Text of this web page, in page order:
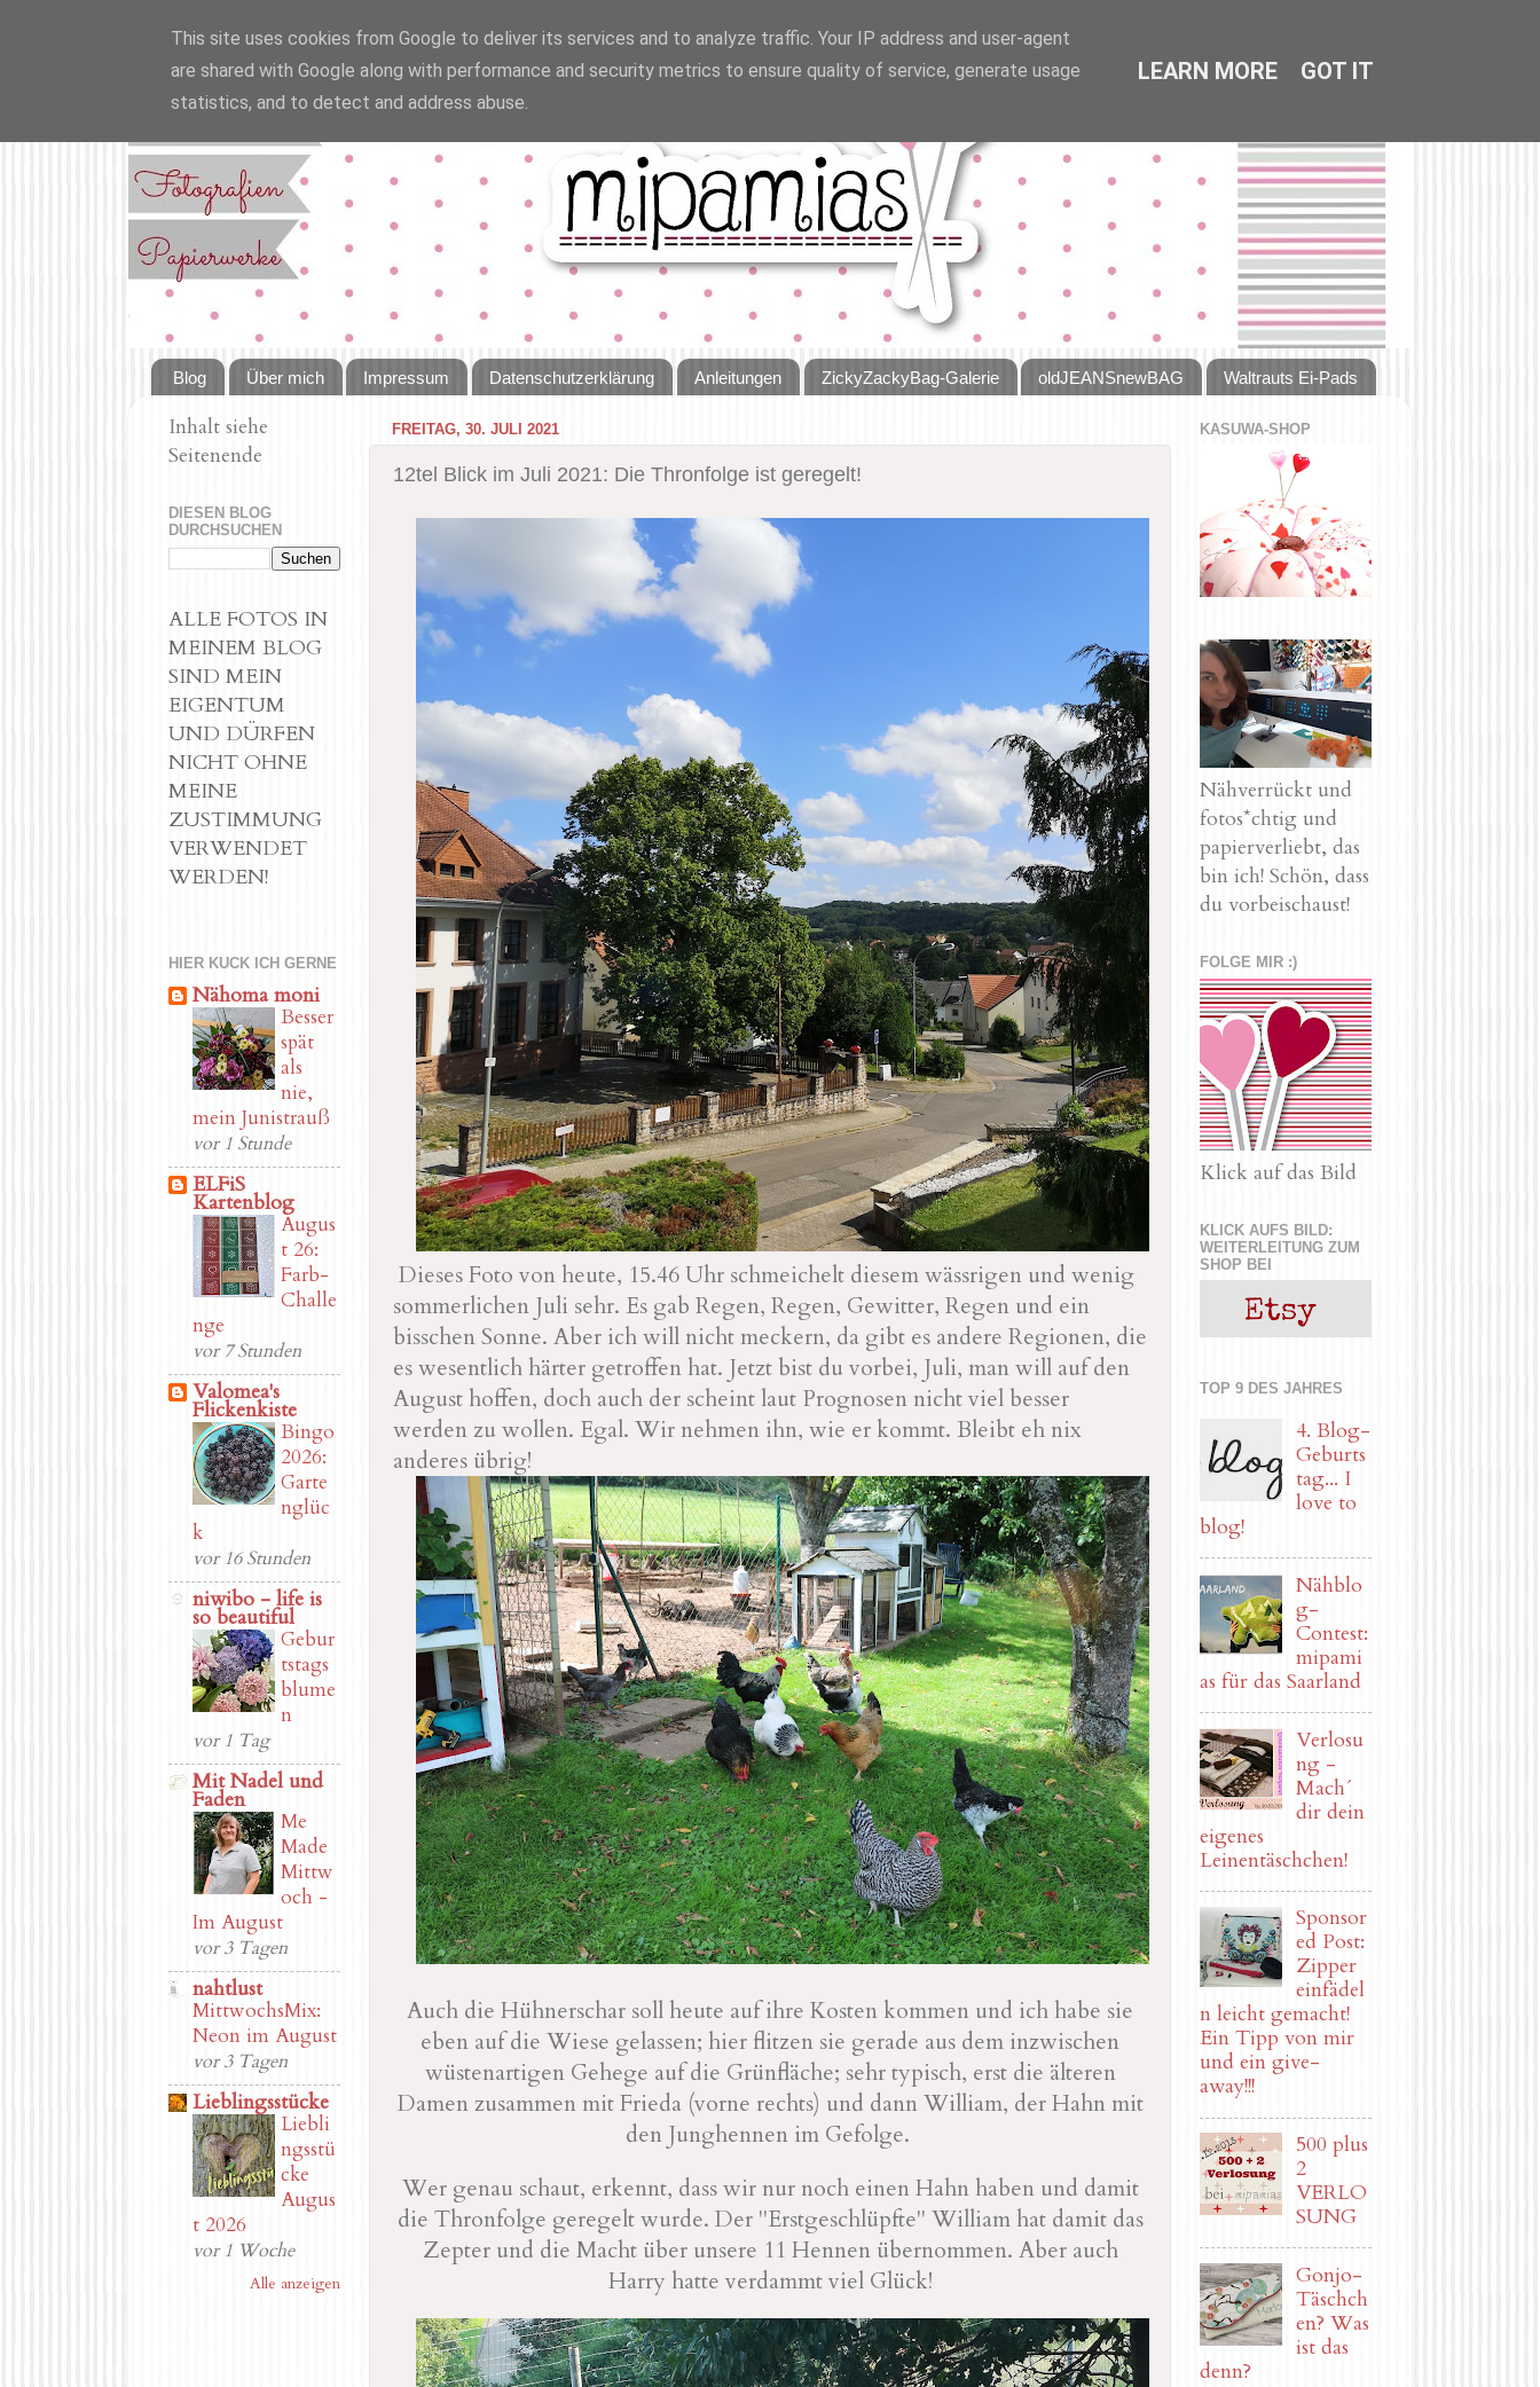
Blog Über mich Impressum Datenschutzerklärung Anleitungen ZickyZackyBag-Galerie oldJEANSnewBAG Waltrauts Ei-Pads
FREITAG, 30. JULI 2021
12tel Blick im Juli 2021: Die Thronfolge ist geregelt!
Dieses Foto von heute, 15.46 Uhr schmeichelt diesem wässrigen und wenig
sommerlichen Juli sehr. Es gab Regen, Regen, Gewitter, Regen und ein
bisschen Sonne. Aber ich will nicht meckern, da gibt es andere Regionen, die
es wesentlich härter getroffen hat. Jetzt bist du vorbei, Juli, man will auf den
August hoffen, doch auch der scheint laut Prognosen nicht viel besser
werden zu wollen. Egal. Wir nehmen ihn, wie er kommt. Bleibt eh nix
anderes übrig!
Auch die Hühnerschar soll heute auf ihre Kosten kommen und ich habe sie
eben auf die Wiese gelassen; hier flitzen sie gerade aus dem inzwischen
wüstenartigen Gehege auf die Grünfläche; sehr typisch, erst die älteren
Damen zusammen mit Frieda (vorne rechts) und dann William, der Hahn mit
den Junghennen im Gefolge.
Wer genau schaut, erkennt, dass wir nur noch einen Hahn haben und damit
die Thronfolge geregelt wurde. Der "Erstgeschlüpfte" William hat damit das
Zepter und die Macht über unsere 11 Hennen übernommen. Aber auch
Harry hatte verdammt viel Glück!
Inhalt siehe
Seitenende
DIESEN BLOG
DURCHSUCHEN
ALLE FOTOS IN
MEINEM BLOG
SIND MEIN
EIGENTUM
UND DÜRFEN
NICHT OHNE
MEINE
ZUSTIMMUNG
VERWENDET
WERDEN!
HIER KUCK ICH GERNE
Nähoma moni
Besser
spät
als
nie,
mein Junistrauß
vor 1 Stunde
ELFiS
Kartenblog
Augus
t 26:
Farb-
Challe
nge
vor 7 Stunden
Valomea's
Flickenkiste
Bingo
2026:
Garte
nglüc
k
vor 16 Stunden
niwibo - life is
so beautiful
Gebur
tstags
blume
n
vor 1 Tag
Mit Nadel und
Faden
Me
Made
Mittw
och -
Im August
vor 3 Tagen
nahtlust
MittwochsMix:
Neon im August
vor 3 Tagen
Lieblingsstücke
Liebli
ngsstü
cke
Augus
t 2026
vor 1 Woche
Alle anzeigen
KASUWA-SHOP
Nähverrückt und
fotos*chtig und
papierverliebt, das
bin ich! Schön, dass
du vorbeischaust!
FOLGE MIR :)
Klick auf das Bild
KLICK AUFS BILD:
WEITERLEITUNG ZUM
SHOP BEI
TOP 9 DES JAHRES
4. Blog-
Geburts
tag... I
love to
blog!
Nähblo
g-
Contest:
mipami
as für das Saarland
Verlosu
ng -
Mach´
dir dein
eigenes
Leinentäschchen!
Sponsor
ed Post:
Zipper
einfädel
n leicht gemacht!
Ein Tipp von mir
und ein give-
away!!!
500 plus
2
VERLO
SUNG
Gonjo-
Täschch
en? Was
ist das
denn?
This site uses cookies from Google to deliver its services and to analyze traffic. Your IP address and user-agent
are shared with Google along with performance and security metrics to ensure quality of service, generate usage
statistics, and to detect and address abuse.
LEARN MORE GOT IT